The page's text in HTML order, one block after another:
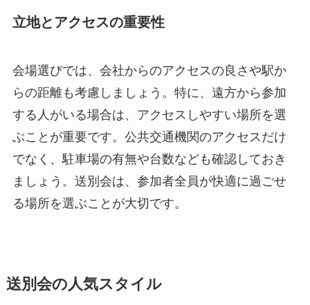
立地とアクセスの重要性
会場選びでは、会社からのアクセスの良さや駅か
らの距離も考慮しましょう。特に、遠方から参加
する人がいる場合は、アクセスしやすい場所を選
ぶことが重要です。公共交通機関のアクセスだけ
でなく、駐車場の有無や台数なども確認しておき
ましょう。送別会は、参加者全員が快適に過ごせ
る場所を選ぶことが大切です。
送別会の人気スタイル